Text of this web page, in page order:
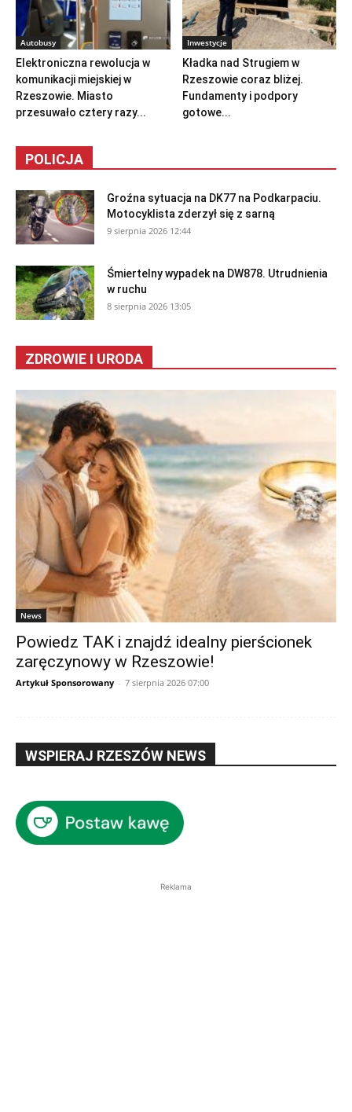
Autobusy
Elektroniczna rewolucja w
komunikacji miejskiej w
Rzeszowie. Miasto
przesuwało cztery razy...
Inwestycje
Kładka nad Strugiem w
Rzeszowie coraz bliżej.
Fundamenty i podpory
gotowe...
POLICJA
Groźna sytuacja na DK77 na Podkarpaciu.
Motocyklista zderzył się z sarną
9 sierpnia 2026 12:44
Śmiertelny wypadek na DW878. Utrudnienia
w ruchu
8 sierpnia 2026 13:05
ZDROWIE I URODA
News
Powiedz TAK i znajdź idealny pierścionek
zaręczynowy w Rzeszowie!
Artykuł Sponsorowany - 7 sierpnia 2026 07:00
WSPIERAJ RZESZÓW NEWS
Reklama